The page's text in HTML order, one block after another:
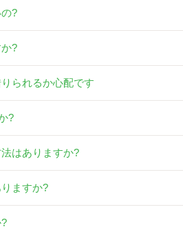
?
?
られるか心配です
?
はありますか?
ますか?